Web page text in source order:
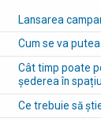
Lansarea
Cum se va
Cât timp poate
șederea în
Ce trebuie să